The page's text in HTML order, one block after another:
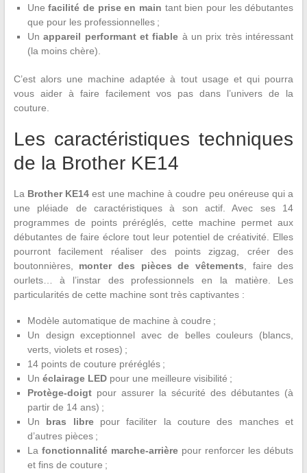
Unefacilité de prise en main tant bien pour les débutantes
que pour les professionnelles ;
Unappareil performant et fiable à un prix très intéressant
(la moins chère).
C’est alors une machine adaptée à tout usage et qui pourra
vous aider à faire facilement vos pas dans l’univers de la
couture.
Les caractéristiques techniques
de la Brother KE14
La Brother KE14 est une machine à coudre peu onéreuse qui a
une pléiade de caractéristiques à son actif. Avec ses 14
programmes de points préréglés, cette machine permet aux
débutantes de faire éclore tout leur potentiel de créativité. Elles
pourront facilement réaliser des points zigzag, créer des
boutonnières, monter des pièces de vêtements, faire des
ourlets… à l’instar des professionnels en la matière. Les
particularités de cette machine sont très captivantes :
Modèle automatique de machine à coudre ;
Un design exceptionnel avec de belles couleurs (blancs,
verts, violets et roses) ;
14 points de couture préréglés ;
Un éclairage LEDpour une meilleure visibilité ;
Protège-doigtpour assurer la sécurité des débutantes (à
partir de 14 ans) ;
Un bras librepour faciliter la couture des manches et
d’autres pièces ;
La fonctionnalité marche-arrièrepour renforcer les débuts
et fins de couture ;